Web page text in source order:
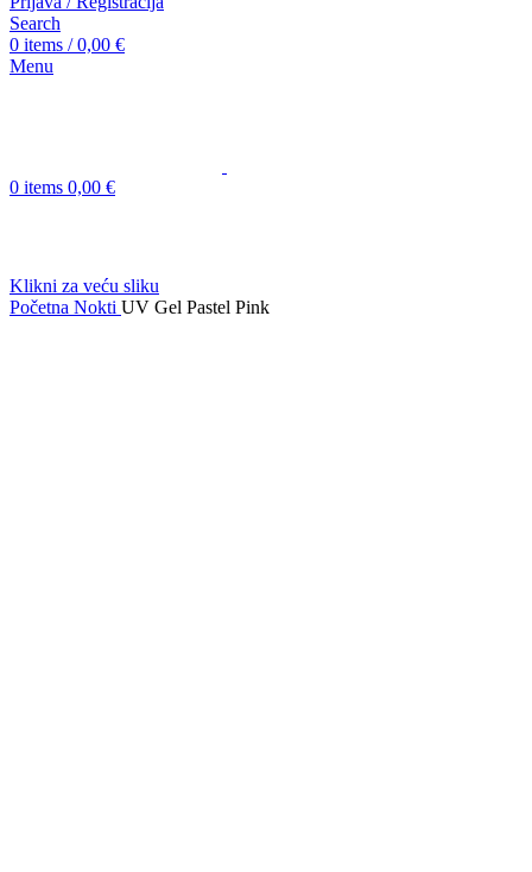
Search
0 items / 0,00 €
Menu
0 items 0,00 €
Klikni za veću sliku
Početna Nokti UV Gel Pastel Pink